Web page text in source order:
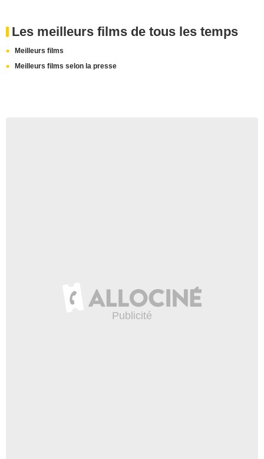
Les meilleurs films de tous les temps
Meilleurs films
Meilleurs films selon la presse